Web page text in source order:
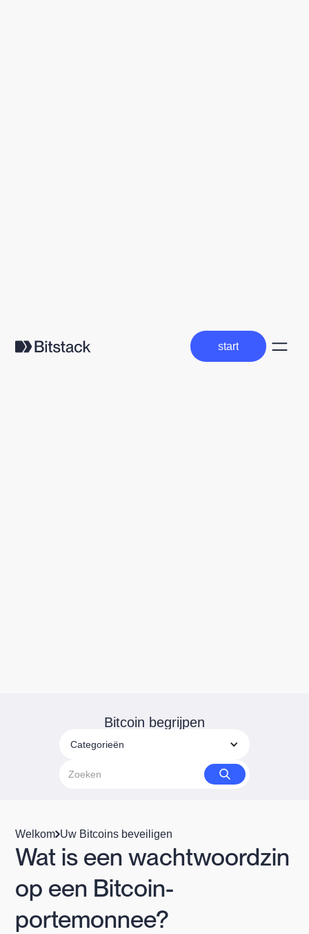
start
start
Bitcoin begrijpen
Categorieën
Welkom Uw Bitcoins beveiligen
Wat is een wachtwoordzin
op een Bitcoin-
portemonnee?